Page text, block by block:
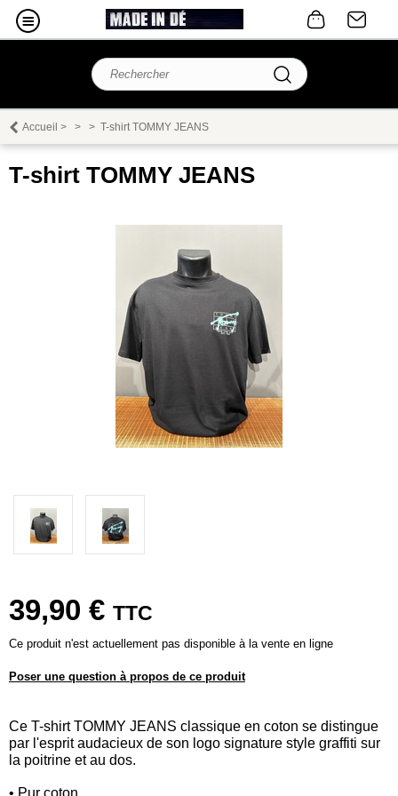
Accueil > > > T-shirt TOMMY JEANS
T-shirt TOMMY JEANS
39,90 € TTC
Ce produit n'est actuellement pas disponible à la vente en ligne
Poser une question à propos de ce produit
Ce T-shirt TOMMY JEANS classique en coton se distingue
par l'esprit audacieux de son logo signature style graffiti sur
la poitrine et au dos.